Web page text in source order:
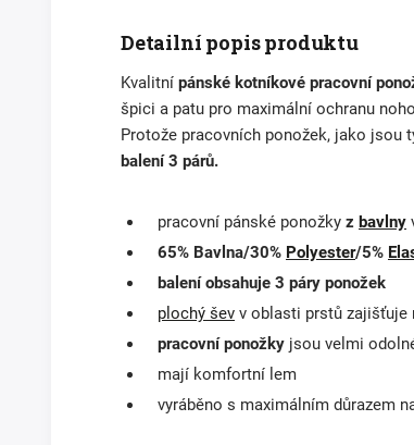
Detailní popis produktu
Kvalitní pánské kotníkové pracovní
špici a patu pro maximální ochranu
Protože pracovních ponožek, jako jsou
balení 3 párů.
pracovní pánské ponožky z bavlny
65% Bavlna/30% Polyester/5%
balení obsahuje 3 páry ponožek
plochý šev v oblasti prstů zajišťuje
pracovní ponožky jsou velmi
mají komfortní lem
vyráběno s maximálním důrazem